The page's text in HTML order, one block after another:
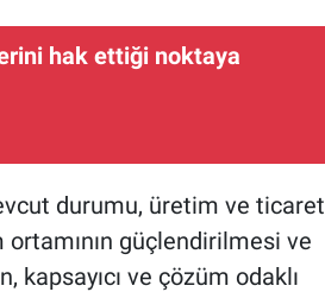
hak ettiği noktaya
durumu, üretim ve ticaret
ortamının güçlendirilmesi ve
kapsayıcı ve çözüm odaklı